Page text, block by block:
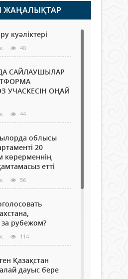
ЖАҢАЛЫҚТАР
куәліктері
40
САЙЛАУШЫЛАР
УЧАСКЕСІН ОҢАЙ
44
облысы
20
көрерменнің
етті
56
рубежом?
114
Қазақстан
дауыс бере